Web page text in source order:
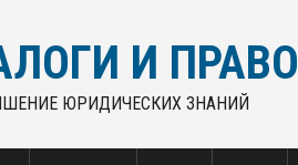
И ПРАВО
ЮРИДИЧЕСКИХ ЗНАНИЙ